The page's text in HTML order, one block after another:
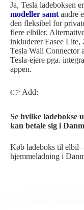
Ja, Tesla ladeboksen
modeller samt andre
den fleksibel for
flere elbiler.
inkluderer Easee
Tesla Wall Connector
Tesla-ejere pga.
appen.
👉 Add:
Se hvilke ladebokse
kan betale sig i
Køb ladeboks til elbil
hjemmeladning i